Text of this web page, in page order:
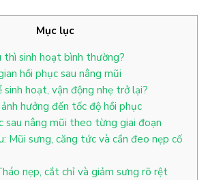
Mục lục
thì sinh hoạt bình thường?
hồi phục sau nâng mũi
sinh hoạt, vận động nhẹ trở lại?
hưởng đến tốc độ hồi phục
sau nâng mũi theo từng giai đoạn
Mũi sưng, căng tức và cần đeo nẹp cố
nẹp, cắt chỉ và giảm sưng rõ rệt